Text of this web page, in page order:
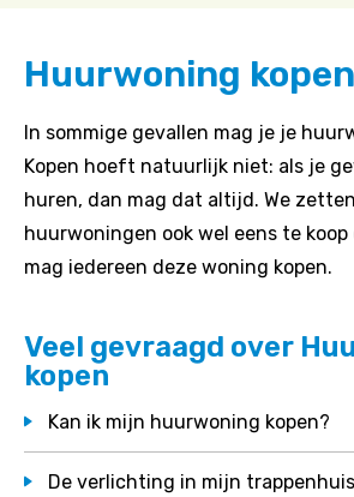
Huurwoning kopen
In sommige gevallen mag je je
Kopen hoeft natuurlijk niet: als je
huren, dan mag dat altijd. We
huurwoningen ook wel eens te koop
mag iedereen deze woning kopen.
Veel gevraagd over Huurwoning
kopen
Kan ik mijn huurwoning kopen?
De verlichting in mijn trappenhuis / galerij